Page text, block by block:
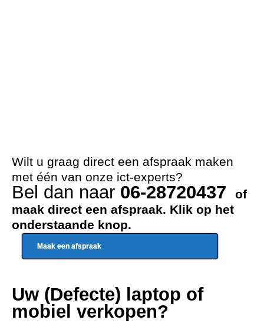
Wilt u graag direct een afspraak maken
met één van onze ict-experts?
Bel dan naar 06-28720437
of
maak direct een afspraak. Klik op het
onderstaande knop.
Maak een afspraak
Uw (Defecte) laptop of
mobiel verkopen?